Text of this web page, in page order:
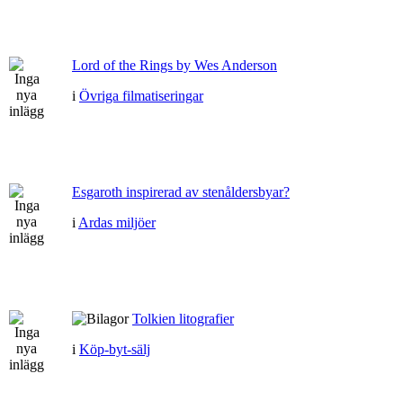
Lord of the Rings by Wes Anderson
i Övriga filmatiseringar
Esgaroth inspirerad av stenåldersbyar?
i Ardas miljöer
Tolkien litografier
i Köp-byt-sälj